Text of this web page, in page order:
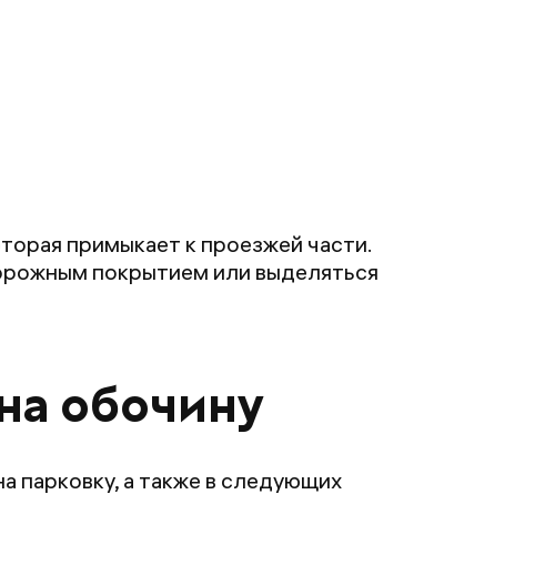
примыкает к проезжей части.
покрытием или выделяться
обочину
парковку, а также в следующих